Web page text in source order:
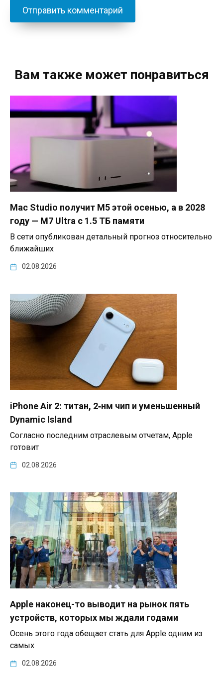
Вам также может понравиться
Mac Studio получит M5 этой осенью, а в 2028
году — M7 Ultra с 1.5 ТБ памяти
В сети опубликован детальный прогноз относительно
ближайших
02.08.2026
iPhone Air 2: титан, 2‑нм чип и уменьшенный
Dynamic Island
Согласно последним отраслевым отчетам, Apple
готовит
02.08.2026
Apple наконец-то выводит на рынок пять
устройств, которых мы ждали годами
Осень этого года обещает стать для Apple одним из
самых
02.08.2026